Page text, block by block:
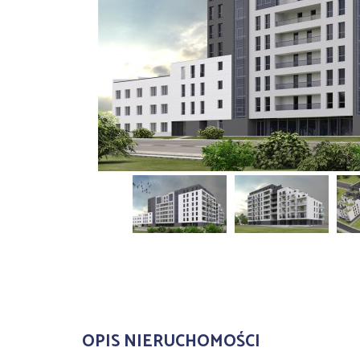
OPIS NIERUCHOMOŚCI